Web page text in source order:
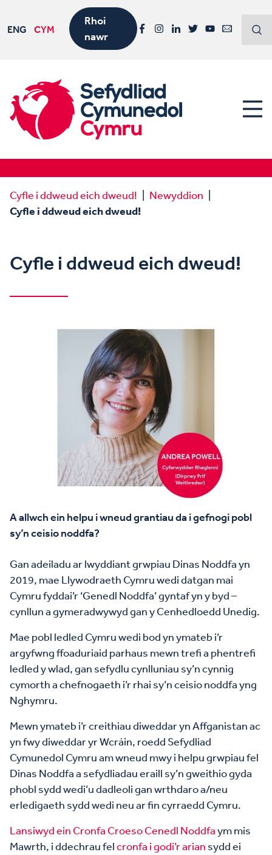
ENG CYM
Rhoi
nawr
Cyfle i ddweud eich dweud! Newyddion
Cyfle i ddweud eich dweud!
Cyfle i ddweud eich dweud!
A allwch ein helpu i wneud grantiau da i gefnogi pobl
sy’n ceisio noddfa?
Gan adeiladu ar lwyddiant grwpiau Dinas Noddfa yn
2019, mae Llywodraeth Cymru wedi datgan mai
Cymru fyddai’r ‘Genedl Noddfa’ gyntaf yn y byd –
cynllun a gymeradwywyd gan y Cenhedloedd Unedig.
Mae pobl ledled Cymru wedi bod yn ymateb i’r
argyfwng ffoaduriaid parhaus mewn trefi a phentrefi
ledled y wlad, gan sefydlu cynlluniau sy’n cynnig
cymorth a chefnogaeth i’r rhai sy’n ceisio noddfa yng
Nghymru.
Mewn ymateb i’r creithiau diweddar yn Affganistan ac
yn fwy diweddar yr Wcráin, roedd Sefydliad
Cymunedol Cymru am wneud mwy i helpu grwpiau fel
Dinas Noddfa a sefydliadau eraill sy’n gweithio gyda
phobl sydd wedi’u dadleoli gan wrthdaro a/neu
erledigaeth sydd wedi neu ar fin cyrraedd Cymru.
Lansiwyd ein Cronfa Croeso Cenedl Noddfaym mis
Mawrth, i ddechrau felcronfa i godi’r arian sydd ei